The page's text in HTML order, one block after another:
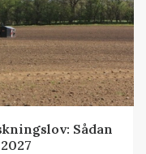
Sådan